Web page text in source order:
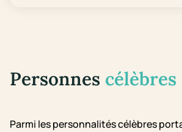
Personnes célèbres
Parmi les personnalités célèbres